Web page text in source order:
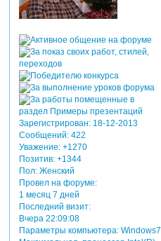
Зарегистрирован: 18-12-2013
Сообщений:422
Уважение: +1270
Позитив: +1344
Пол:Женский
Провел на форуме:
1 месяц 7 дней
Последний визит:
Вчера 22:09:08
Параметры компьютера:Windows7